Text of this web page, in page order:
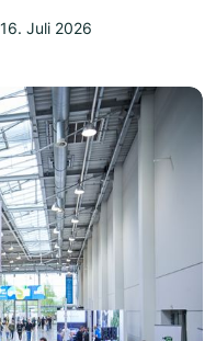
16. Juli 2026